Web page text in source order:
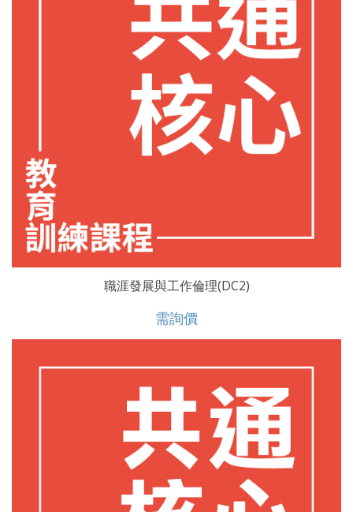
職涯發展與工作倫理(DC2)
需詢價